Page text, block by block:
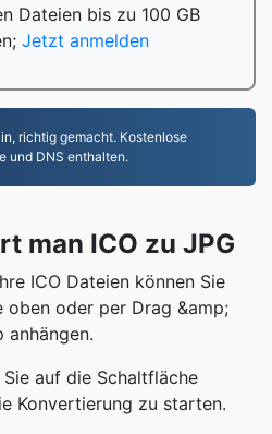
Dateien bis zu 100 GB
Jetzt anmelden
richtig gemacht. Kostenlose
und DNS enthalten.
man ICO zu JPG
ICO Dateien können Sie
oben oder per Drag &amp;
anhängen.
auf die Schaltfläche
Konvertierung zu starten.